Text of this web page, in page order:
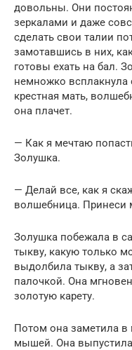
довольны. Они
зеркалами и даже
сделать свои талии
замотавшись в них,
готовы ехать на бал.
немножко всплакнула
крестная мать,
она плачет.
— Как я мечтаю
Золушка.
— Делай все, как я
волшебница. Принеси
Золушка побежала в
тыкву, какую только
выдолбила тыкву, а
палочкой. Она
золотую карету.
Потом она заметила
мышей. Она